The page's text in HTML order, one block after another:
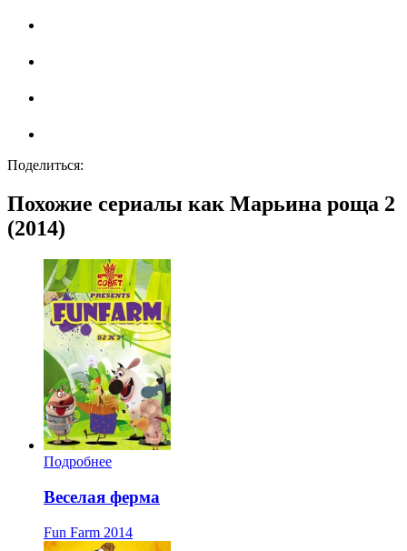
Поделиться:
Похожие сериалы как Марьина роща 2
(2014)
Подробнее
Веселая ферма
Fun Farm 2014